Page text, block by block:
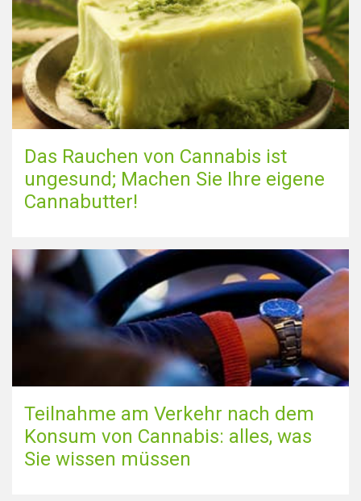
Das Rauchen von Cannabis ist
ungesund; Machen Sie Ihre eigene
Cannabutter!
Teilnahme am Verkehr nach dem
Konsum von Cannabis: alles, was
Sie wissen müssen